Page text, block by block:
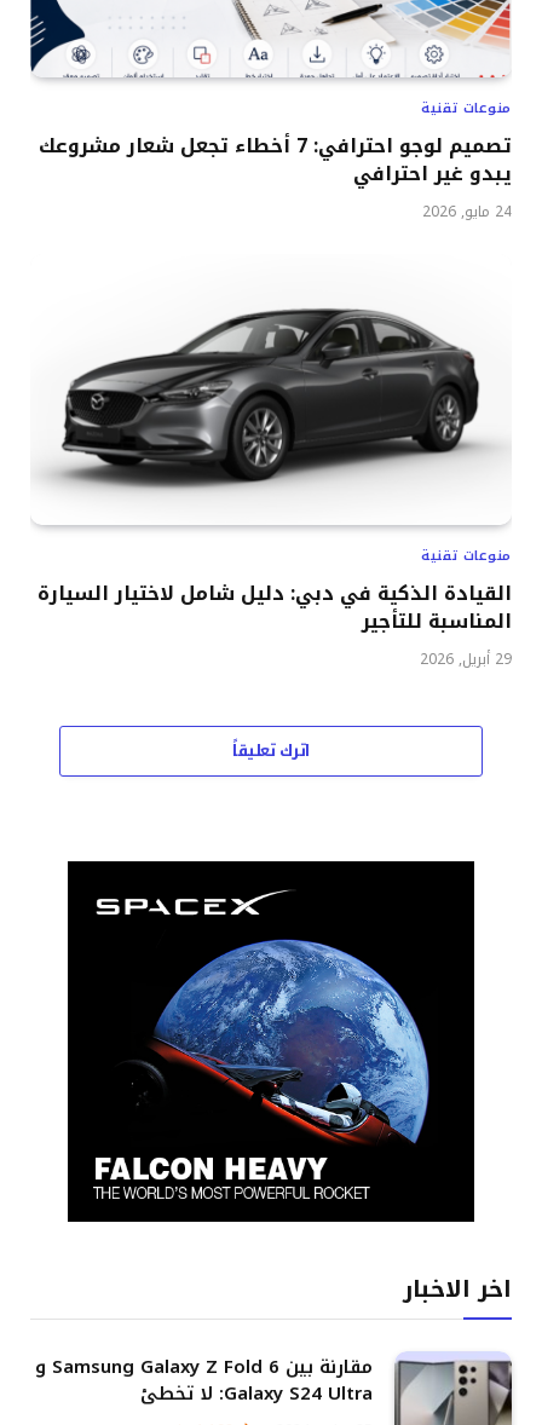
منوعات تقنية
تصميم لوجو احترافي: 7 أخطاء تجعل شعار مشروعك
يبدو غير احترافي
24 مايو, 2026
منوعات تقنية
القيادة الذكية في دبي: دليل شامل لاختيار السيارة
المناسبة للتأجير
29 أبريل, 2026
اترك تعليقاً
اخر الاخبار
مقارنة بين Samsung Galaxy Z Fold 6 و
Galaxy S24 Ultra: لا تخطئ